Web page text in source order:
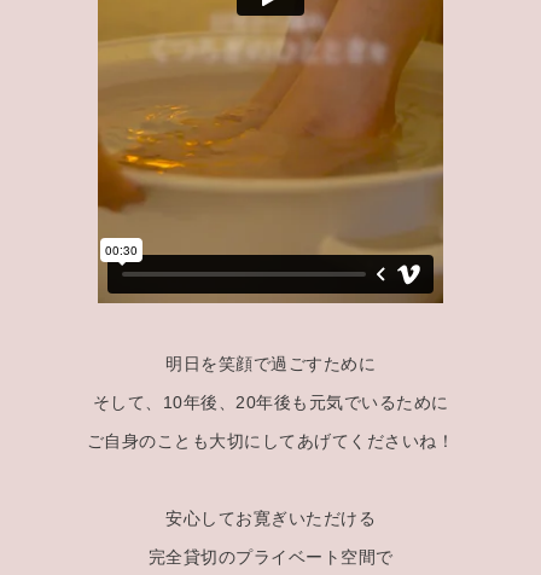
明日を笑顔で過ごすために
そして、10年後、20年後も元気でいるために
ご自身のことも大切にしてあげてくださいね！
安心してお寛ぎいただける
完全貸切のプライベート空間で